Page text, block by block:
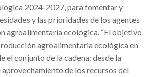
2024-2027, para fomentar y
y las prioridades de los agentes
agroalimentaria ecológica. “El objetivo
agroalimentaria ecológica en
el conjunto de la cadena: desde la
de los recursos del